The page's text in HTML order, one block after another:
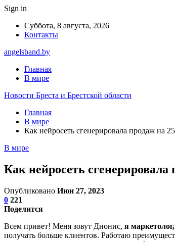
Sign in
Суббота, 8 августа, 2026
Контакты
angelsband.by
Главная
В мире
Новости Бреста и Брестской области
Главная
В мире
Как нейросеть сгенерировала продаж на
В мире
Как нейросеть
Опубликовано Июн 27, 2023
0 221
Поделится
Всем привет! Меня зовут Дионис, я
получать больше клиентов. Работаю